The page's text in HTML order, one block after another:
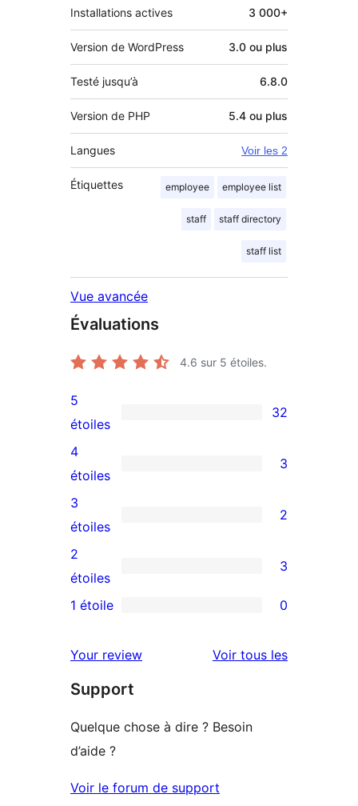
Installations actives 3 000+
Version de WordPress 3.0 ou plus
Testé jusqu’à 6.8.0
Version de PHP 5.4 ou plus
Langues Voir les 2
Étiquettes employee employee list
staff staff directory
staff list
Vue avancée
Évaluations
4.6 sur 5 étoiles.
32
avis
à
5
étoiles
5
étoiles
32
3
avis
à
4
étoiles
4
étoiles
3
2
avis
à
3
3
étoiles
2
3
avis
2
2
étoiles
3
à
1
1 étoile 0
Your review Voir tous lesavis
Support
Quelque chose à dire ? Besoin
d’aide ?
Voir le forum de support